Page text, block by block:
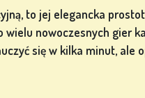
to jej elegancka
nowoczesnych gier
się w kilka minut, ale